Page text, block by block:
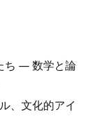
ち ― 数学と論
、文化的アイ